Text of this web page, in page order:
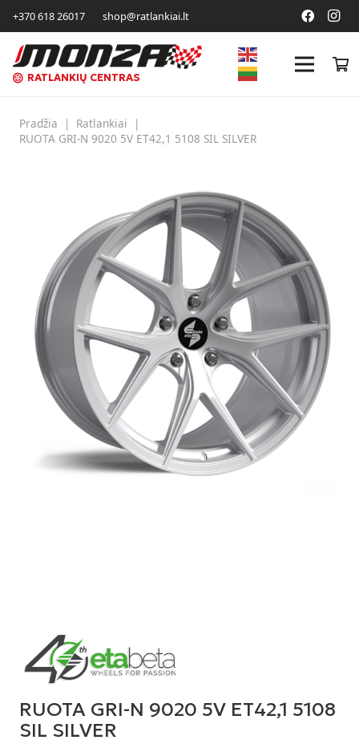
+370 618 26017 shop@ratlankiai.lt
RATLANKIŲ CENTRAS
Pradžia | Ratlankiai
|
RUOTA GRI-N 9020 5V ET42,1 5108 SIL SILVER
RUOTA GRI-N 9020 5V ET42,1 5108
SIL SILVER